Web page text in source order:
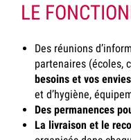
LE
Des réunions
partenaires (écoles,
besoins et vos envies
et d’hygiène,
Des permanences
La livraison et le